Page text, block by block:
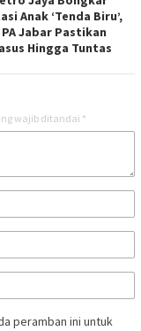
Anak ‘Tenda Biru’,
Jabar Pastikan
Hingga Tuntas
wajib ditandai *
peramban ini untuk